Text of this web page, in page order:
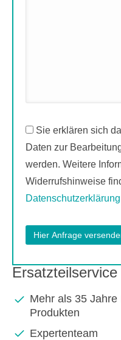
Sie erklären sich
Daten zur
werden. Weitere
Widerrufshinweise
Datenschutzerklärung
Mehr als 35
Produkten
Expertenteam